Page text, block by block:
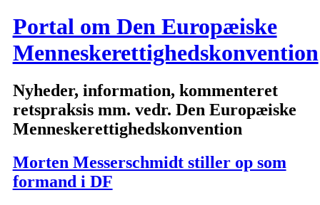
Portal om Den Europæiske
Menneskerettighedskonvention
Nyheder, information, kommenteret
retspraksis mm. vedr. Den Europæiske
Menneskerettighedskonvention
Morten Messerschmidt stiller op som
formand i DF